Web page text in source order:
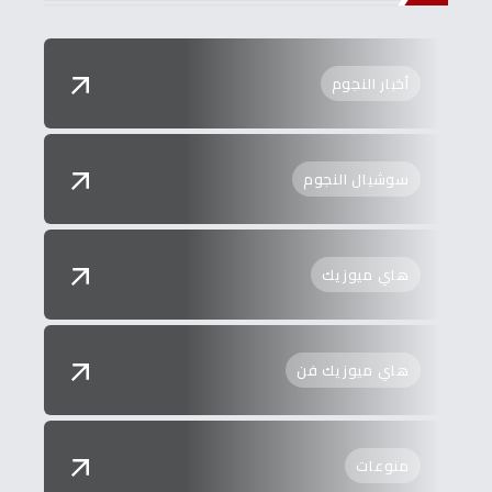
أخبار النجوم
سوشيال النجوم
هاي ميوزيك
هاي ميوزيك فن
منوعات